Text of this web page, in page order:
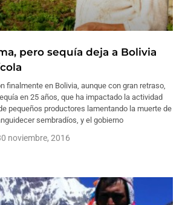
pero sequía deja a Bolivia
finalmente en Bolivia, aunque con gran retraso,
en 25 años, que ha impactado la actividad
pequeños productores lamentando la muerte de
sembradíos, y el gobierno
noviembre, 2016